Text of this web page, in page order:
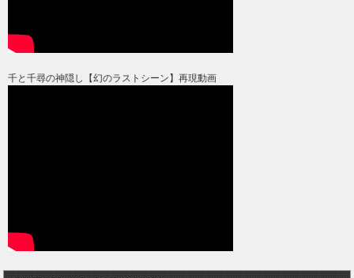
千と千尋の神隠し【幻のラストシーン】再現動画